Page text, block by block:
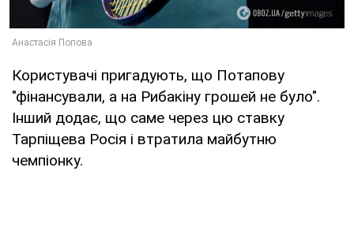
Користувачі пригадують, що Потапову
"фінансували, а на Рибакіну грошей не було".
Інший додає, що саме через цю ставку
Тарпіщева Росія і втратила майбутню
чемпіонку.